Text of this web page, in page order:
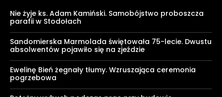
Nie żyje ks. Adam Kamiński. Samobójstwo proboszcza
parafii w Stodołach
Sandomierska Marmolada świętowała 75-lecie. Dwustu
absolwentów pojawiło się na zjeździe
Ewelinę Bień żegnały tłumy. Wzruszająca ceremonia
pogrzebowa